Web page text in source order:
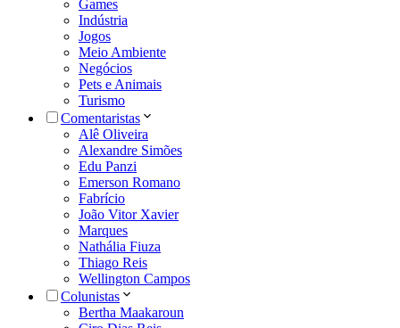
Games
Indústria
Jogos
Meio Ambiente
Negócios
Pets e Animais
Turismo
Comentaristas
Alê Oliveira
Alexandre Simões
Edu Panzi
Emerson Romano
Fabrício
João Vitor Xavier
Marques
Nathália Fiuza
Thiago Reis
Wellington Campos
Colunistas
Bertha Maakaroun